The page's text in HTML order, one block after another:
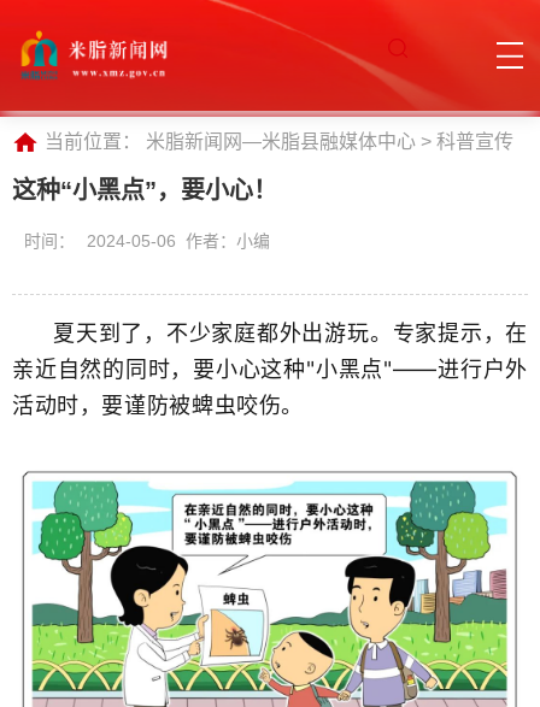
当前位置： 米脂新闻网—米脂县融媒体中心 > 科普宣传
这种“小黑点”，要小心！
时间： 2024-05-06 作者：小编
夏天到了，不少家庭都外出游玩。专家提示，在
亲近自然的同时，要小心这种"小黑点"——进行户外
活动时，要谨防被蜱虫咬伤。